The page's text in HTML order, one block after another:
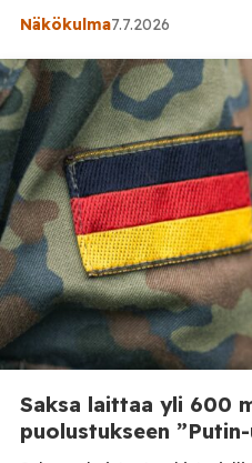
peräisin euroalueen
nuorten varallisuutta
ajan mediaanitulon
kohosivat vuoteen 2017 asti,
Ekonomisti […]
Näkökulma7.7.2026
Saksa laittaa yli 600
puolustukseen